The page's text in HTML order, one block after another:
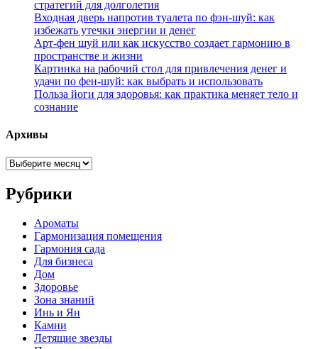
стратегий для долголетия
Входная дверь напротив туалета по фэн-шуй: как
избежать утечки энергии и денег
Арт-фен шуй или как искусство создает гармонию в
пространстве и жизни
Картинка на рабочий стол для привлечения денег и
удачи по фен-шуй: как выбрать и использовать
Польза йоги для здоровья: как практика меняет тело и
сознание
Архивы
Архивы
Рубрики
Ароматы
Гармонизация помещения
Гармония сада
Для бизнеса
Дом
Здоровье
Зона знаний
Инь и Ян
Камни
Летящие звезды